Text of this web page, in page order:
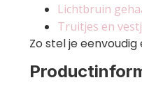
Lichtbruin
Truitjes en
Zo stel je